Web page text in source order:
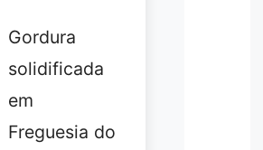
Gordura
solidificada
em
Freguesia do